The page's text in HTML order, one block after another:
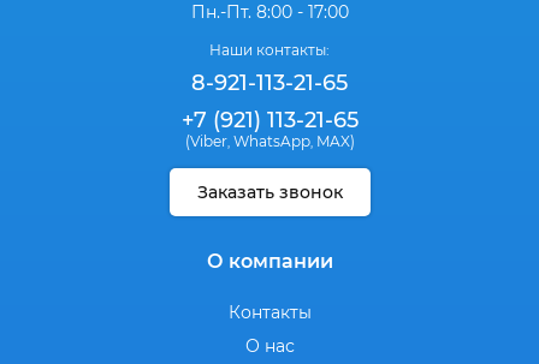
Пн.-Пт. 8:00 - 17:00
Наши контакты:
8-921-113-21-65
+7 (921) 113-21-65
(Viber, WhatsApp, MAX)
Заказать звонок
О компании
Контакты
О нас